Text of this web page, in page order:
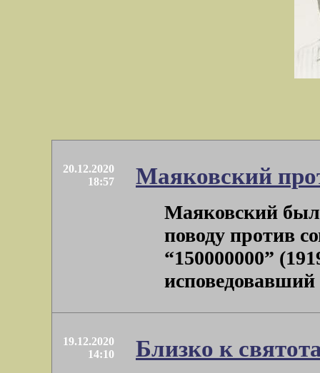
20.12.2020
18:57
Маяковский
Маяковский был
поводу против
“150000000”
исповедовавший
19.12.2020
14:10
Близко к